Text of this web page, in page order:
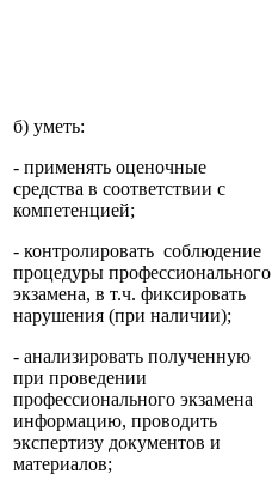
б) уметь:
- применять оценочные
средства в соответствии с
компетенцией;
- контролировать соблюдение
процедуры профессионального
экзамена, в т.ч. фиксировать
нарушения (при наличии);
- анализировать полученную
при проведении
профессионального экзамена
информацию, проводить
экспертизу документов и
материалов;